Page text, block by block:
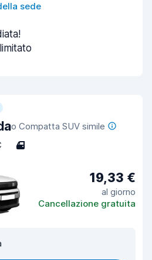
sede
o Compatta SUV simile
4
19,33 €
al giorno
Cancellazione gratuita